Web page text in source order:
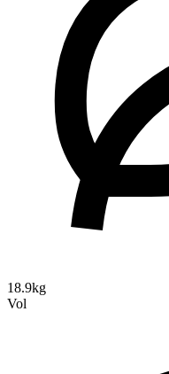
18.9kg
Vol